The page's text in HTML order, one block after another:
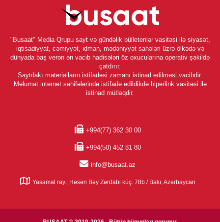
"Busaat" Media Qrupu sayt və gündəlik bülletenlər vasitəsi ilə siyasət,
iqtisadiyyat, cəmiyyət, idman, mədəniyyət sahələri üzrə ölkədə və
dünyada baş verən ən vacib hadisələri öz oxucularına operativ şəkildə
çatdırır.
Saytdakı materialların istifadəsi zamanı istinad edilməsi vacibdir.
Məlumat internet səhifələrində istifadə edildikdə hiperlink vasitəsi ilə
istinad mütləqdir.
+994(77) 362 30 00
+994(50) 452 81 80
info@busaat.az
Yasamal ray., Həsən Bəy Zərdabi küç. 78b / Bakı, Azərbaycan